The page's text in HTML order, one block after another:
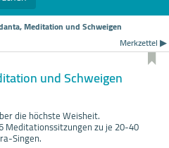
Meditation und Schweigen
Merkzettel ▶
und Schweigen
die höchste Weisheit.
Meditationssitzungen zu je 20-40
Singen.